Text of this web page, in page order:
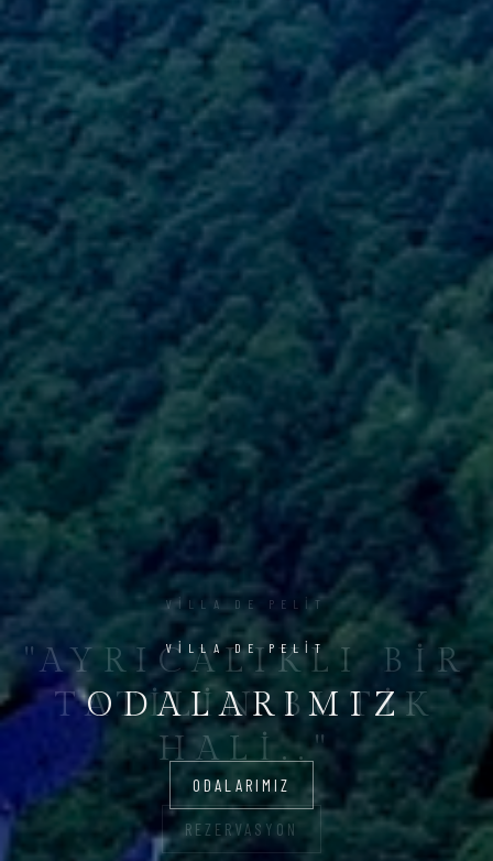
VILLA DE PELIT
ODALARIMIZ
ODALARIMIZ